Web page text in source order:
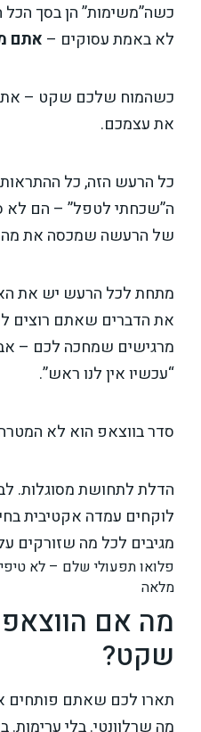
כשה”משימות” הן בסך
לא באמת עסוקים – אתם
כשהמוח שלכם שקט –
את עצמכם.
כל הרעש הזה, כל
ה”שכחתי לטפל” – הם
של הרעשה שמכסה את
מתחת לכל הרעש יש את
את הדברים שאתם רוצים
מרגישים שמחכה לכם –
“עכשיו אין לנו ראש”.
סדר בווצאפ הוא לא
הדלת לתחושת מסוגלות.
לוקחים עמדה אקטיבית
מגיבים לכל מה שזורקים
פלואו תפעולי שלם – לא
מלאה
מה אם
שקט?
תארו לכם שאתם פותחים
מה שרלוונטי. בלי